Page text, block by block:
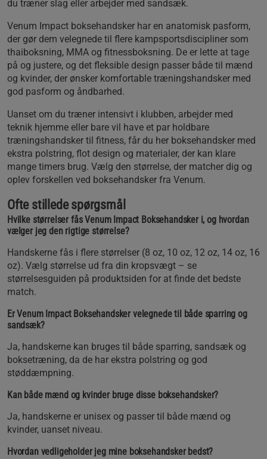
du træner slag eller arbejder med sandsæk.
Venum Impact boksehandsker har en anatomisk pasform,
der gør dem velegnede til flere kampsportsdiscipliner som
thaiboksning, MMA og fitnessboksning. De er lette at tage
på og justere, og det fleksible design passer både til mænd
og kvinder, der ønsker komfortable træningshandsker med
god pasform og åndbarhed.
Uanset om du træner intensivt i klubben, arbejder med
teknik hjemme eller bare vil have et par holdbare
træningshandsker til fitness, får du her boksehandsker med
ekstra polstring, flot design og materialer, der kan klare
mange timers brug. Vælg den størrelse, der matcher dig og
oplev forskellen ved boksehandsker fra Venum.
Ofte stillede spørgsmål
Hvilke størrelser fås Venum Impact Boksehandsker i, og hvordan
vælger jeg den rigtige størrelse?
Handskerne fås i flere størrelser (8 oz, 10 oz, 12 oz, 14 oz, 16
oz). Vælg størrelse ud fra din kropsvægt – se
størrelsesguiden på produktsiden for at finde det bedste
match.
Er Venum Impact Boksehandsker velegnede til både sparring og
sandsæk?
Ja, handskerne kan bruges til både sparring, sandsæk og
boksetræning, da de har ekstra polstring og god
støddæmpning.
Kan både mænd og kvinder bruge disse boksehandsker?
Ja, handskerne er unisex og passer til både mænd og
kvinder, uanset niveau.
Hvordan vedligeholder jeg mine boksehandsker bedst?